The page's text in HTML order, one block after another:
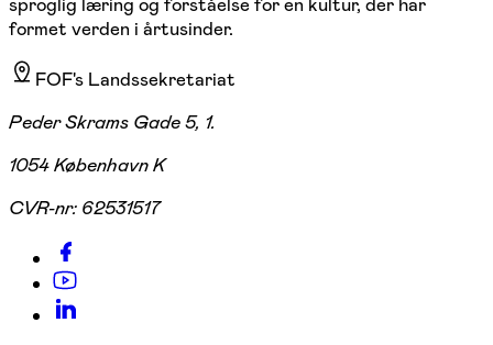
formet verden i årtusinder.
FOF's Landssekretariat
Peder Skrams Gade 5, 1.
1054 København K
CVR-nr: 62531517